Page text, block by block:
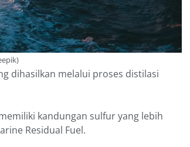
dihasilkan melalui proses distilasi
kandungan sulfur yang lebih
Residual Fuel.